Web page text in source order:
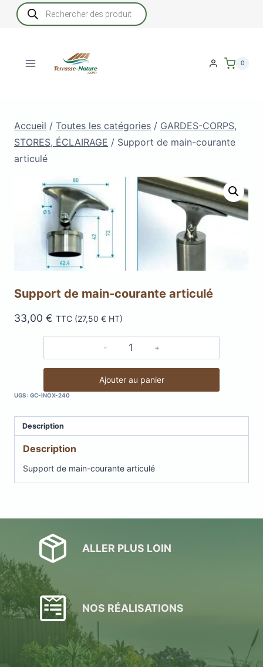
Recherche
de
produits
0
Accueil / Toutes les catégories / GARDES-CORPS,
STORES, ÉCLAIRAGE / Support de main-courante
articulé
Support de main-courante articulé
33,00 € TTC (27,50 € HT)
quantité
Support
de
courante
Ajouter au panier
UGS :GC-INOX-240
Description
Description
Support de main-courante articulé
ALLER PLUS LOIN
NOS RÉALISATIONS